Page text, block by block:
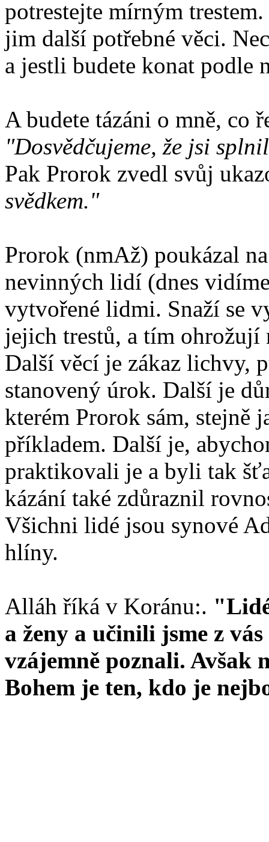
potrestejte mírným
jim další potřebné věci.
a jestli budete konat podle
A budete tázáni o mně, co
"Dosvědčujeme, že jsi
Pak Prorok zvedl svůj
svědkem."
Prorok (nmAž) poukázal
nevinných lidí (dnes
vytvořené lidmi. Snaží se
jejich trestů, a tím
Další věcí je zákaz lichvy,
stanovený úrok. Další je
kterém Prorok sám, stejně
příkladem. Další je,
praktikovali je a byli tak
kázání také zdůraznil
Všichni lidé jsou synové
hlíny.
Alláh říká v Koránu:.
a ženy a učinili jsme z
vzájemně poznali. Avšak
Bohem je ten, kdo je